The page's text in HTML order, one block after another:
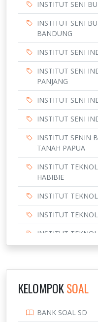
INSTITUT SENI
INSTITUT SENI
BANDUNG
INSTITUT SENI
INSTITUT SENI
PANJANG
INSTITUT SENI
INSTITUT SENI
INSTITUT SENIN
TANAH PAPUA
INSTITUT
HABIBIE
INSTITUT
INSTITUT
INSTITUT
NOVEMBER
KELOMPOKSOAL
BANK SOAL SD